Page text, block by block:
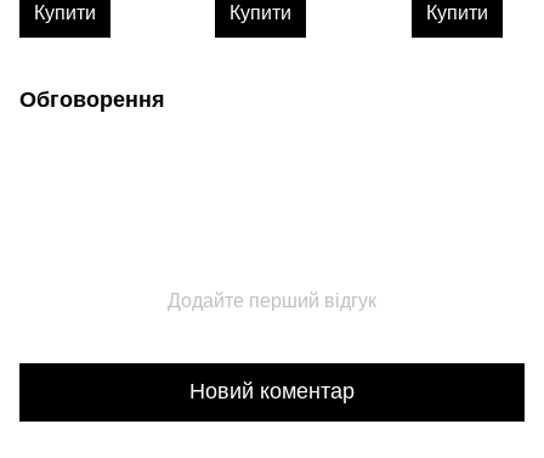
Купити Купити Купити
Обговорення
Додайте перший відгук
Новий коментар